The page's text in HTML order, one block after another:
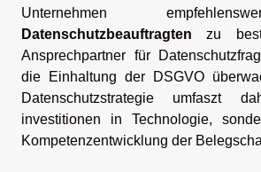
Unternehmen
Datenschutzbeauftragten zu
Ansprechpartner für
die Einhaltung der DSGVO
Datenschutzstrategie umfaszt
investitionen in Technologie,
Kompetenzentwicklung der